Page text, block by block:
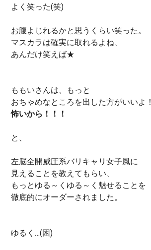
よく笑った(笑)
お腹よじれるかと思うくらい笑った。
マスカラは確実に取れるよね、
あんだけ笑えば★
ももいさんは、もっと
おちゃめなところを出した方がいいよ！
怖いから！！！
と、
左脳全開威圧系バリキャリ女子風に
見えることを教えてもらい、
もっとゆる～くゆる～く魅せることを
徹底的にオーダーされました。
ゆるく…(困)